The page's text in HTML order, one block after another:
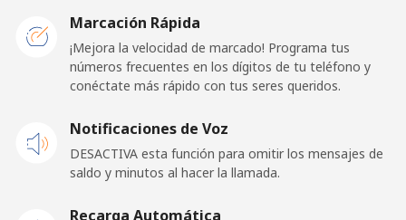
Línea fija ⁦31.9¢⁩
31 min por
⁦€10⁩
Kuwait
Marcación Rápida
¡Mejora la velocidad de marcado! Programa tus
números frecuentes en los dígitos de tu teléfono y
conéctate más rápido con tus seres queridos.
Notificaciones de Voz
DESACTIVA esta función para omitir los mensajes de
saldo y minutos al hacer la llamada.
Recarga Automática